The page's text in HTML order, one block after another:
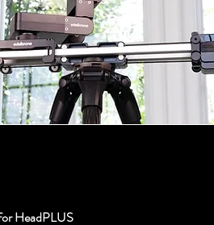
HeadPLUS